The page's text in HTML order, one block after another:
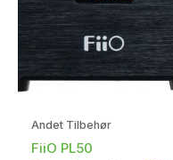
Andet Tilbehør
FiiO PL50